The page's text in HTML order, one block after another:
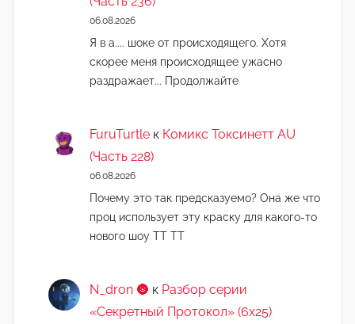
06.08.2026
Я в а.... шоке от происходящего. Хотя
скорее меня происходящее ужасно
раздражает... Продолжайте
FuruTurtle к Комикс Токсинетт AU
(Часть 228)
06.08.2026
Почему это так предсказуемо? Она же что
проц использует эту краску для какого-то
нового шоу ТТ ТТ
N_dron 🌚 к Разбор серии
«Секретный Протокол» (6х25)